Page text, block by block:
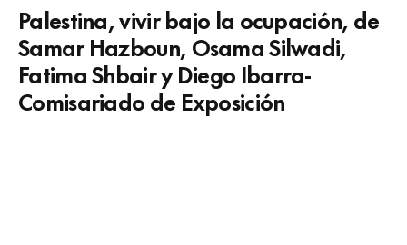
Palestina, vivir bajo la ocupación, de
Samar Hazboun, Osama Silwadi,
Fatima Shbair y Diego Ibarra-
Comisariado de Exposición